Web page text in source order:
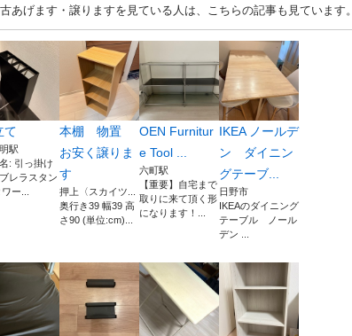
げます・譲りますを見ている人は、こちらの記事も見ています。
て
駅
: 引っ掛け
レラスタン
ー...
本棚 物置
お安く譲りま
す
押上〈スカイツ...
奥行き39 幅39 高
さ90 (単位:cm)...
OEN Furnitur
e Tool ...
六町駅
【重要】自宅まで
取りに来て頂く形
になります！...
IKEA ノールデ
ン ダイニン
グテーブ...
日野市
IKEAのダイニング
テーブル ノール
デン ...